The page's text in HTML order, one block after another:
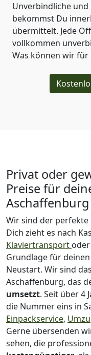
Unverbindliche
bekommst Du
übermittelt. Jede
vollkommen
Was können wir für
Privat oder
Preise für
Aschaffenburg
Wir sind der
Dich zieht es nach
Klaviertransport
Grundlage für
Neustart. Wir sind das
Aschaffenburg, das
umsetzt. Seit über 4
die Nummer eins in
Einpackservice,
Gerne übersenden
sehen, die